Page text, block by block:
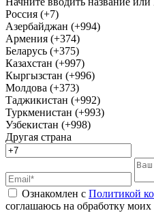
Россия (+7)
Азербайджан (+994)
Армения (+374)
Беларусь (+375)
Казахстан (+997)
Кыргызстан (+996)
Молдова (+373)
Таджикистан (+992)
Туркменистан (+993)
Узбекистан (+998)
Другая страна
Ознакомлен с Политикой
соглашаюсь на обработку